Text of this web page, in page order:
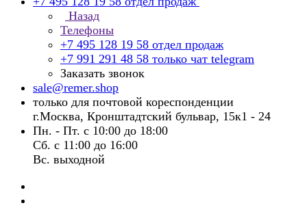
Назад
Телефоны
+7 495 128 19 58 отдел продаж
+7 991 291 48 58 только чат telegram
Заказать звонок
sale@remer.shop
только для почтовой кореспонденции
г.Москва, Кронштадтский бульвар, 15к1 - 24
Пн. - Пт. с 10:00 до 18:00
Сб. с 11:00 до 16:00
Вс. выходной